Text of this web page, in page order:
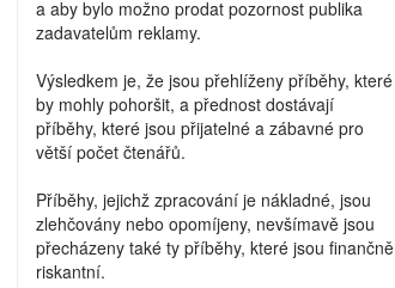
a aby bylo možno prodat pozornost publika
zadavatelům reklamy.
Výsledkem je, že jsou přehlíženy příběhy, které
by mohly pohoršit, a přednost dostávají
příběhy, které jsou přijatelné a zábavné pro
větší počet čtenářů.
Příběhy, jejichž zpracování je nákladné, jsou
zlehčovány nebo opomíjeny, nevšímavě jsou
přecházeny také ty příběhy, které jsou finančně
riskantní.